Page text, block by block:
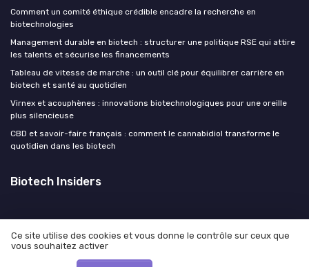
Comment un comité éthique crédible encadre la recherche en
biotechnologies
Management durable en biotech : structurer une politique RSE qui attire
les talents et sécurise les financements
Tableau de vitesse de marche : un outil clé pour équilibrer carrière en
biotech et santé au quotidien
Virnex et acouphènes : innovations biotechnologiques pour une oreille
plus silencieuse
CBD et savoir-faire français : comment le cannabidiol transforme le
quotidien dans les biotech
Biotech Insiders
Mentions légales
Ce site utilise des cookies et vous donne le contrôle sur ceux que
vous souhaitez activer